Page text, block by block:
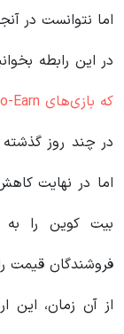
اما نتوانست در
در این رابطه
که بازی‌های Play-to-Earn را به حرکت درمی‌آورد
در چند روز
اما در نهایت
فروشندگان قیمت را به زیر 44500
از آن زمان، این